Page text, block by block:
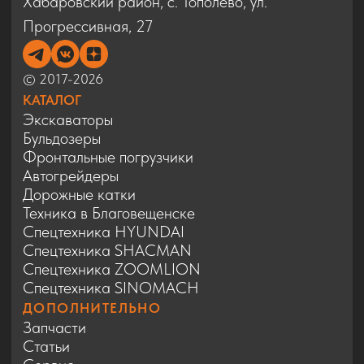
ДОПОЛНИТЕЛЬНО
Запчасти
Статьи
Сервис
Контакты
Карта сайта
Политика конфиденциальности